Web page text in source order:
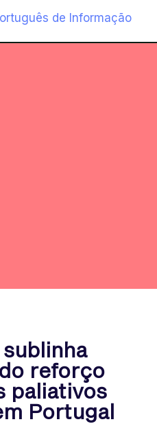
reforço
paliativos
Portugal